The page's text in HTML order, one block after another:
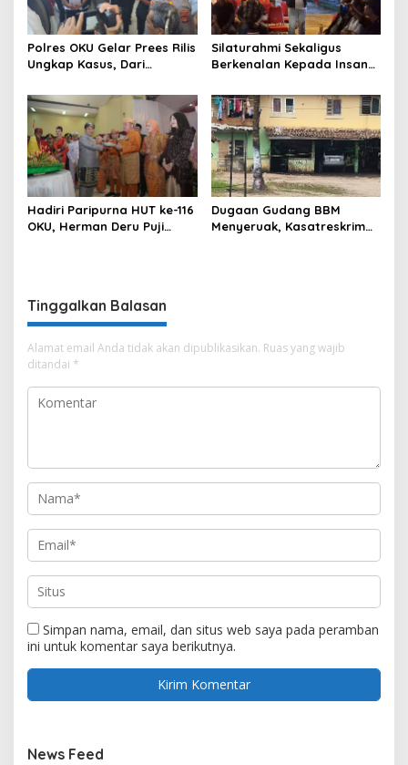
Polres OKU Gelar Prees Rilis
Ungkap Kasus, Dari
BBM Hingga Kasus Korupsi
Silaturahmi Sekaligus
Berkenalan Kepada Insan
Puluhan Wartawan Ngopi
Bareng
Hadiri Paripurna HUT ke-116
OKU, Herman Deru Puji
Dugaan Gudang BBM
Menyeruak, Kasatreskrim
Tinggalkan Balasan
Alamat email Anda tidak akan dipublikasikan. Ruas yang wajib
ditandai *
Simpan nama, email, dan situs web saya pada peramban
ini untuk komentar saya berikutnya.
News Feed